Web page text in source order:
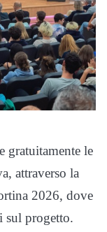
gratuitamente le
attraverso la
2026, dove
sul progetto.